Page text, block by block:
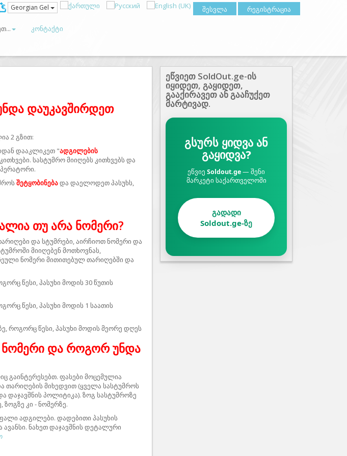
შესვლა რეგისტრაცია
Georgian Gel
კონტაქტი
დაუკავშირდეთ
2 გზით:
დააკლიკეთ "ადგილების
სასტუმრო მიიღებს კითხვებს და
შეტყობინებადა დაელოდეთ პასუხს,
თუ არა ნომერი?
და სტუმრები, აირჩიოთ ნომერი და
მიიღებენ მოთხოვნას,
ნომერი მითითებულ თარიღებში და
წესი, პასუხი მოდის 30 წუთის
წესი, პასუხი მოდის 1 საათის
როგორც წესი, პასუხი მოდის მეორე დღეს
ნომერი და როგორ უნდა
გაინტერესებთ. ფასები მოცემულია
თარიღების მიხედვით (ყველა სასტუმროს
დაჯავშნის პოლიტიკა). ზოგ სასტუმროზე
კი - ნომერზე.
ადგილები. დადებითი პასუხის
ნახეთ დაჯავშნის დეტალური
ეწვიეთ SoldOut.ge-ის
იყიდეთ, გაყიდეთ,
გააქირავეთ ან გააჩუქეთ
მარტივად.
გსურს ყიდვა ან
გაყიდვა?
ეწვიე Soldout.ge— შენი
მარკეტი საქართველოში
გადადი
Soldout.ge-ზე